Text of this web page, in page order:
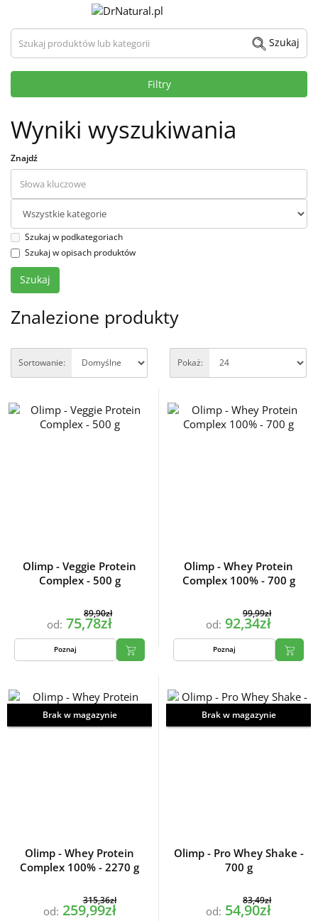
Szukaj produktów lub kategorii Szukaj
Filtry
Wyniki wyszukiwania
Znajdź
Szukaj w podkategoriach
Szukaj w opisach produktów
Znalezione produkty
Sortowanie: Pokaż:
Olimp - Veggie Protein
Complex - 500 g
od:
89,90zł
75,78zł
Poznaj
Olimp - Whey Protein
Complex 100% - 700 g
od:
99,99zł
92,34zł
Poznaj
Brak w magazynie
Olimp - Whey Protein
Complex 100% - 2270 g
od:
315,36zł
259,99zł
Brak w magazynie
Olimp - Pro Whey Shake -
700 g
od:
83,49zł
54,90zł